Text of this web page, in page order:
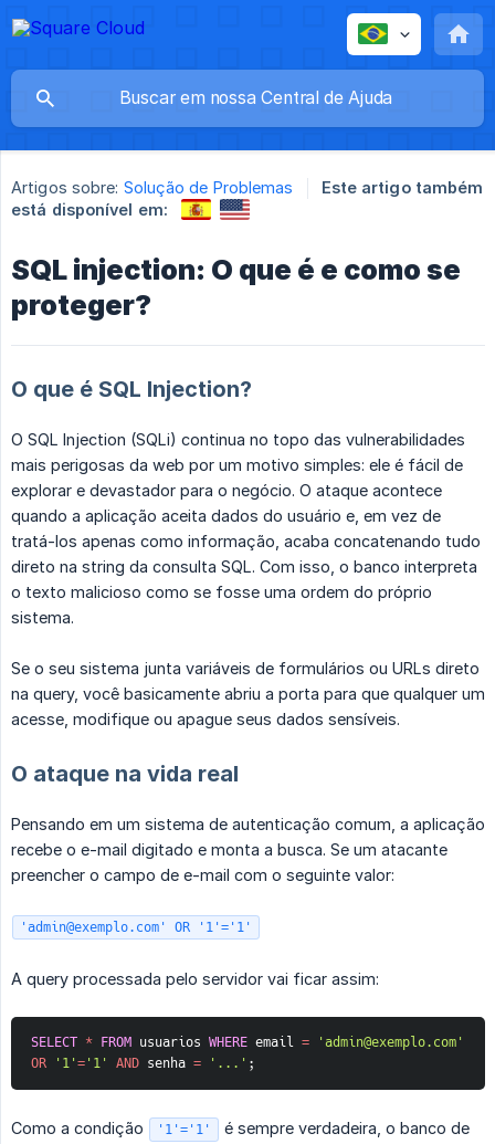
Artigos sobre: Solução de Problemas
Este artigo também
está disponível em:
SQL injection: O que é e como se
proteger?
O que é SQL Injection?
O SQL Injection (SQLi) continua no topo das vulnerabilidades
mais perigosas da web por um motivo simples: ele é fácil de
explorar e devastador para o negócio. O ataque acontece
quando a aplicação aceita dados do usuário e, em vez de
tratá-los apenas como informação, acaba concatenando tudo
direto na string da consulta SQL. Com isso, o banco interpreta
o texto malicioso como se fosse uma ordem do próprio
sistema.
Se o seu sistema junta variáveis de formulários ou URLs direto
na query, você basicamente abriu a porta para que qualquer um
acesse, modifique ou apague seus dados sensíveis.
O ataque na vida real
Pensando em um sistema de autenticação comum, a aplicação
recebe o e-mail digitado e monta a busca. Se um atacante
preencher o campo de e-mail com o seguinte valor:
'admin@exemplo.com' OR '1'='1'
A query processada pelo servidor vai ficar assim:
SELECT * FROM usuarios WHERE email =
'admin@exemplo.com'
OR
'1'='1' AND senha = '...' ;
Como a condição '1'='1'
é sempre verdadeira, o banco de